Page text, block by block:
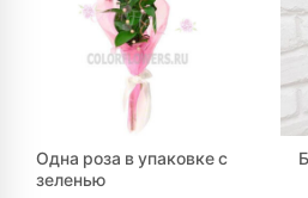
Одна роза в упаковке с
зеленью